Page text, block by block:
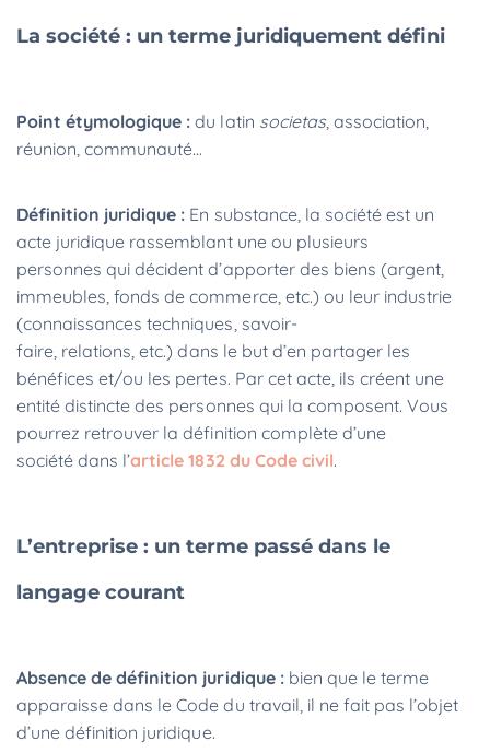
La société : un terme juridiquement défini
Point étymologique :du latin societas, association,
réunion, communauté...
Définition juridique : En substance, la société est un
acte juridique rassemblant une ou plusieurs
personnes qui décident d’apporter des biens (argent,
immeubles, fonds de commerce, etc.) ou leur industrie
(connaissances techniques, savoir-
faire, relations, etc.) dans le but d’en partager les
bénéfices et/ou les pertes. Par cet acte, ils créent une
entité distincte des personnes qui la composent. Vous
pourrez retrouver la définition complète d’une
société dans l’article 1832 du Code civil.
L’entreprise : un terme passé dans le
langage courant
Absence de définition juridique : bien que le terme
apparaisse dans le Code du travail, il ne fait pas l’objet
d’une définition juridique.